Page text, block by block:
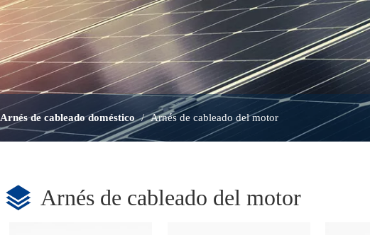
Arnés de cableado doméstico / Arnés de cableado del motor
Arnés de cableado del motor